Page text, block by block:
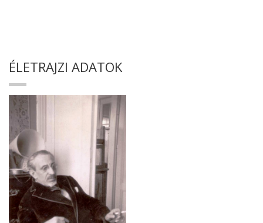
ÉLETRAJZI ADATOK